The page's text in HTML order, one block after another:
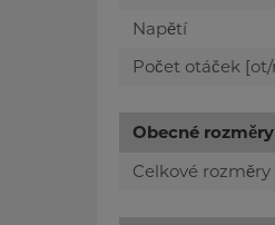
Napětí
Počet otáček
Obecné rozměry
Celkové